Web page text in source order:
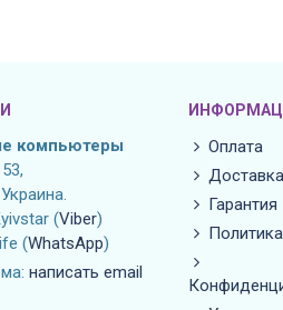
компьютеры
(Viber)
(WhatsApp)
написать email
Оплата
Доставка
Гарантия